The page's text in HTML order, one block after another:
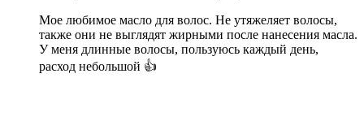
Мое любимое масло для волос. Не утяжеляет волосы,
также они не выглядят жирными после нанесения масла.
У меня длинные волосы, пользуюсь каждый день,
расход небольшой 👍